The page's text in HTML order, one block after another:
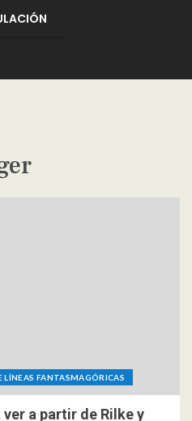
LÍNEAS FANTASMAGÓRICAS
a partir de Rilke y